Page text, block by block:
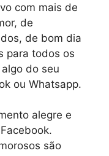
com mais de
de
de bom dia
para todos os
do seu
ou Whatsapp.
alegre e
são